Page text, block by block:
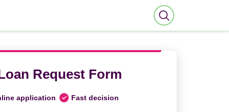
Request Form
application Fast decision